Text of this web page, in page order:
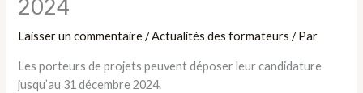
2024
Laisser un commentaire /Actualités des formateurs / Par
Les porteurs de projets peuvent déposer leur candidature
jusqu’au 31 décembre 2024.